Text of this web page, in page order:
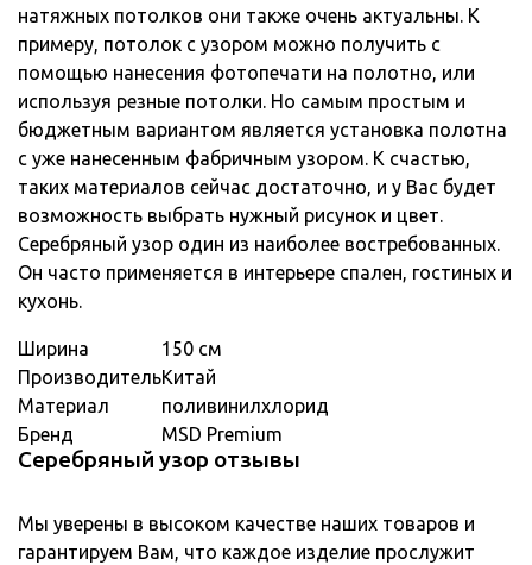
натяжных потолков они также очень актуальны. К
примеру, потолок с узором можно получить с
помощью нанесения фотопечати на полотно, или
используя резные потолки. Но самым простым и
бюджетным вариантом является установка полотна
с уже нанесенным фабричным узором. К счастью,
таких материалов сейчас достаточно, и у Вас будет
возможность выбрать нужный рисунок и цвет.
Серебряный узор один из наиболее востребованных.
Он часто применяется в интерьере спален, гостиных и
кухонь.
Ширина
150 см
ПроизводительКитай
Материал
поливинилхлорид
Бренд
MSD Premium
Серебряный узор отзывы
Мы уверены в высоком качестве наших товаров и
гарантируем Вам, что каждое изделие прослужит